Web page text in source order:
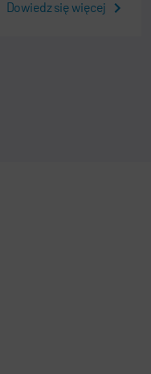
Dowiedz się więcej